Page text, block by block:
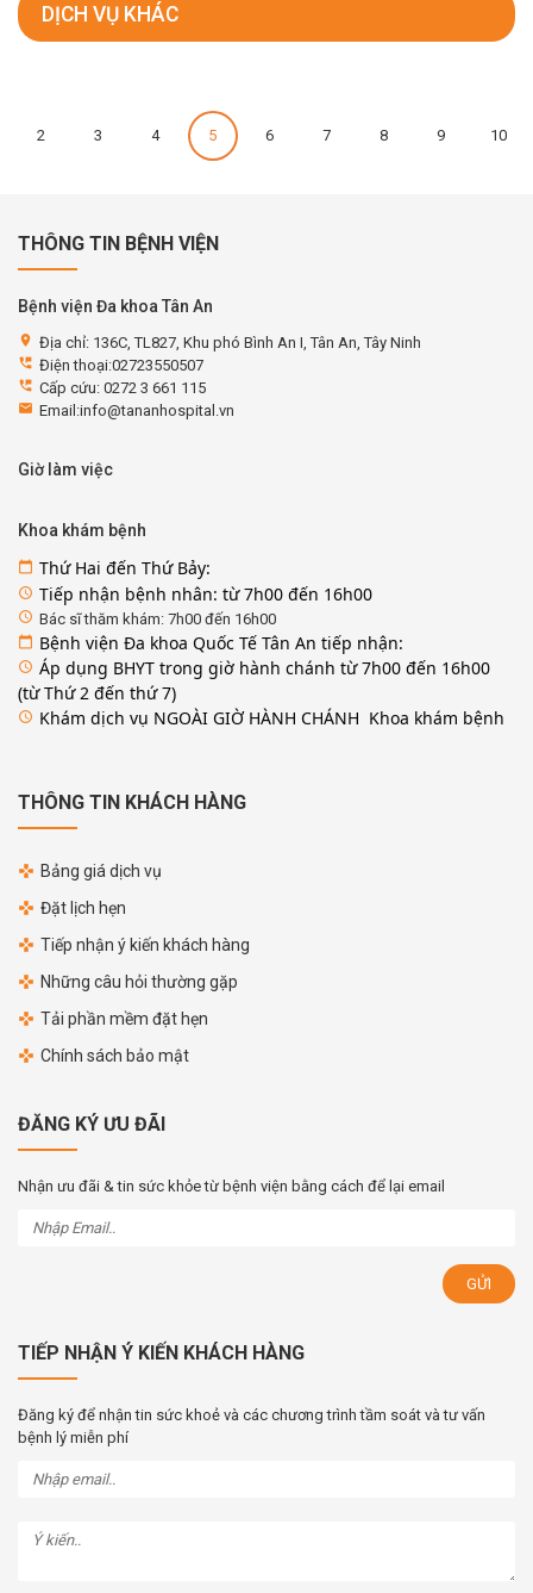
DỊCH VỤ KHÁC
2 3 4 5 6 7 8 9 10
THÔNG TIN BỆNH VIỆN
Bệnh viện Đa khoa Tân An
location_on Địa chỉ: 136C, TL827, Khu phó Bình An I, Tân An, Tây Ninh
perm_phone_msg Điện thoại:02723550507
perm_phone_msg Cấp cứu: 0272 3 661 115
email Email:info@tananhospital.vn
Giờ làm việc
Khoa khám bệnh
calendar_today Thứ Hai đến Thứ Bảy:
access_time Tiếp nhận bệnh nhân: từ 7h00 đến 16h00
access_time Bác sĩ thăm khám: 7h00 đến 16h00
calendar_today Bệnh viện Đa khoa Quốc Tế Tân An tiếp nhận:
access_time Áp dụng BHYT trong giờ hành chánh từ 7h00 đến 16h00
(từ Thứ 2 đến thứ 7)
access_time Khám dịch vụ NGOÀI GIỜ HÀNH CHÁNH Khoa khám bệnh
THÔNG TIN KHÁCH HÀNG
Bảng giá dịch vụ
Đặt lịch hẹn
Tiếp nhận ý kiến khách hàng
Những câu hỏi thường gặp
Tải phần mềm đặt hẹn
Chính sách bảo mật
ĐĂNG KÝ ƯU ĐÃI
Nhận ưu đãi & tin sức khỏe từ bệnh viện bằng cách để lại email
TIẾP NHẬN Ý KIẾN KHÁCH HÀNG
Đăng ký để nhận tin sức khoẻ và các chương trình tầm soát và tư vấn
bệnh lý miễn phí